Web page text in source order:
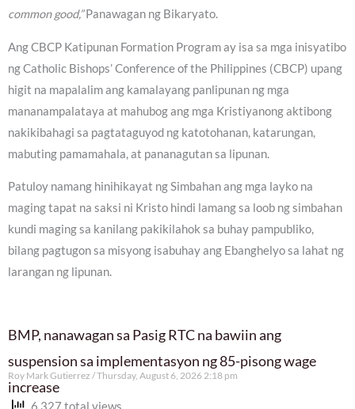
common good,”Panawagan ng Bikaryato.
Ang CBCP Katipunan Formation Program ay isa sa mga inisyatibo
ng Catholic Bishops’ Conference of the Philippines (CBCP) upang
higit na mapalalim ang kamalayang panlipunan ng mga
mananampalataya at mahubog ang mga Kristiyanong aktibong
nakikibahagi sa pagtataguyod ng katotohanan, katarungan,
mabuting pamamahala, at pananagutan sa lipunan.
Patuloy namang hinihikayat ng Simbahan ang mga layko na
maging tapat na saksi ni Kristo hindi lamang sa loob ng simbahan
kundi maging sa kanilang pakikilahok sa buhay pampubliko,
bilang pagtugon sa misyong isabuhay ang Ebanghelyo sa lahat ng
larangan ng lipunan.
BMP, nanawagan sa Pasig RTC na bawiin ang
suspension sa implementasyon ng 85-pisong wage
increase
Roy Mark Gutierrez Thursday, August 6, 2026 2:18 pm
6,327 total views